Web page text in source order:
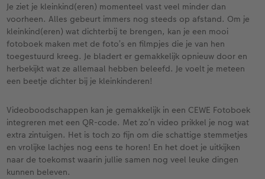
Papiersoorten
Kaftsoorten
Mogelijkheden
Reliëfopdruk
Alle extra's
Art Collection
Premium poster
Fotosets
Fotostickers
Fotobox
Pasfoto's maken
Fotokiosk
Meerluik
Wanddecoratie in lijst
Alle extra's
CEWE Cadeaubon
Art Prints
Cadeautips
Alle thema's
Met reliëfopdruk
Fotografietips
CEWE myPhotos
Webinars
Videotutorials
Fotowedstrijden
CEWE Magazine
Je ziet je kleinkind(eren) momenteel vast veel minder dan
voorheen. Alles gebeurt immers nog steeds op afstand. Om je
kleinkind(eren) wat dichterbij te brengen, kan je een mooi
fotoboek maken met de foto’s en filmpjes die je van hen
toegestuurd kreeg. Je bladert er gemakkelijk opnieuw door en
herbekijkt wat ze allemaal hebben beleefd. Je voelt je meteen
een beetje dichter bij je kleinkinderen!
Videoboodschappen kan je gemakkelijk in een CEWE Fotoboek
integreren met een QR-code. Met zo’n video prikkel je nog wat
extra zintuigen. Het is toch zo fijn om die schattige stemmetjes
en vrolijke lachjes nog eens te horen! En het doet je uitkijken
naar de toekomst waarin jullie samen nog veel leuke dingen
kunnen beleven.